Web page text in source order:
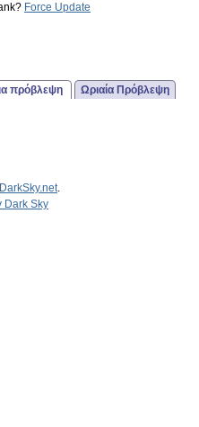
Force Update
πρόβλεψη Ωριαία Πρόβλεψη
DarkSky.net.
Dark Sky